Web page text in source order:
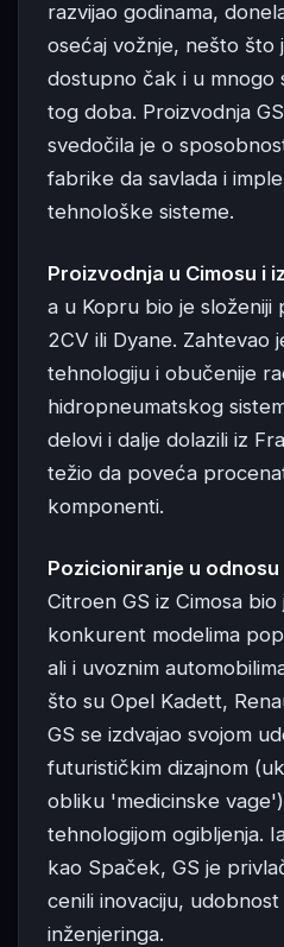
razvijao godinama,
osećaj vožnje, nešto što
dostupno čak i u mnogo
tog doba. Proizvodnja
svedočila je o
fabrike da savlada i
tehnološke sisteme.
Proizvodnja u Cimosu i
a u Kopru bio je složeniji
2CV ili Dyane. Zahtevao
tehnologiju i obučenije
hidropneumatskog
delovi i dalje dolazili iz
težio da poveća
komponenti.
Pozicioniranje u
Citroen GS iz Cimosa
konkurent modelima
ali i uvoznim
što su Opel Kadett,
GS se izdvajao svojom
futurističkim dizajnom
obliku 'medicinske
tehnologijom ogibljenja.
kao Spaček, GS je
cenili inovaciju,
inženjeringa.